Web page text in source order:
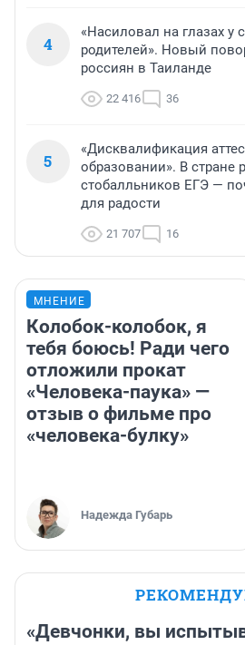
4
«Насиловал на глазах у
родителей». Новый
россиян в Таиланде
22 416 36
5
«Дисквалификация
образовании». В стране
стобалльников ЕГЭ —
для радости
21 707 16
МНЕНИЕ
Колобок-колобок, я
тебя боюсь! Ради чего
отложили прокат
«Человека-паука» —
отзыв о фильме про
«человека-булку»
Надежда Губарь
«Девчонки, вы